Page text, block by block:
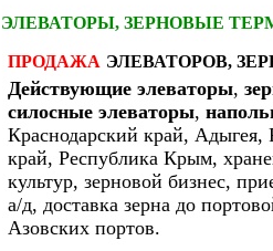
ЭЛЕВАТОРЫ, ЗЕРНОВЫЕ
ПРОДАЖА ЭЛЕВАТОРОВ,
Действующие элеваторы,
силосные элеваторы,
Краснодарский край, Адыгея,
край, Республика Крым,
культур, зерновой бизнес,
а/д, доставка зерна до
Азовских портов.